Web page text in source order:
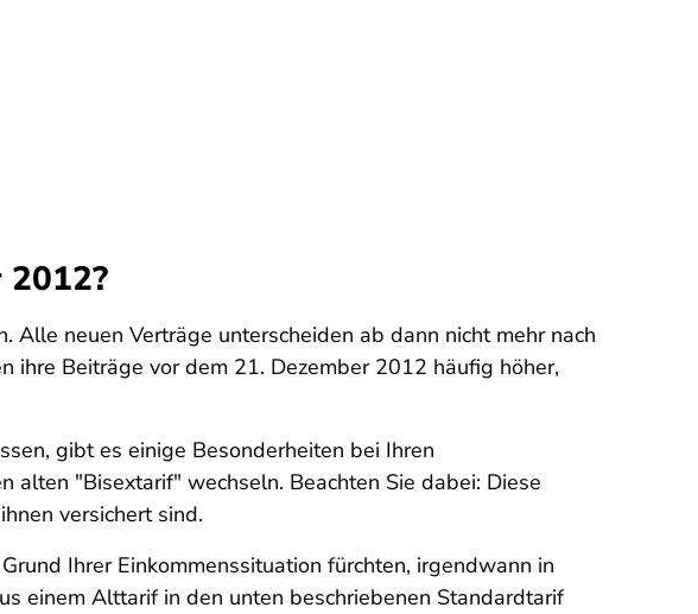
neuen Verträge unterscheiden ab dann nicht mehr nach
ihre Beiträge vor dem 21. Dezember 2012 häufig höher,
gibt es einige Besonderheiten bei Ihren
alten "Bisextarif" wechseln. Beachten Sie dabei: Diese
versichert sind.
Ihrer Einkommenssituation fürchten, irgendwann in
einem Alttarif in den unten beschriebenen Standardtarif